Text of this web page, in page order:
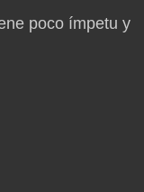
poco ímpetu y